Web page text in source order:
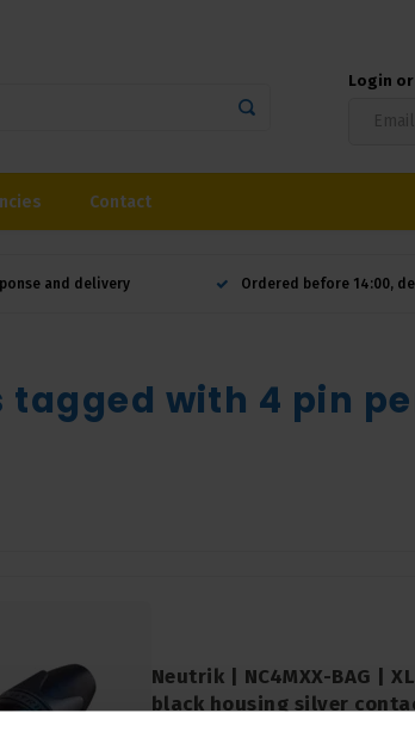
Login
Contact
and delivery Ordered before 14:00,
tagged with 4 pin
Neutrik | NC4MXX-BAG |
black housing silver